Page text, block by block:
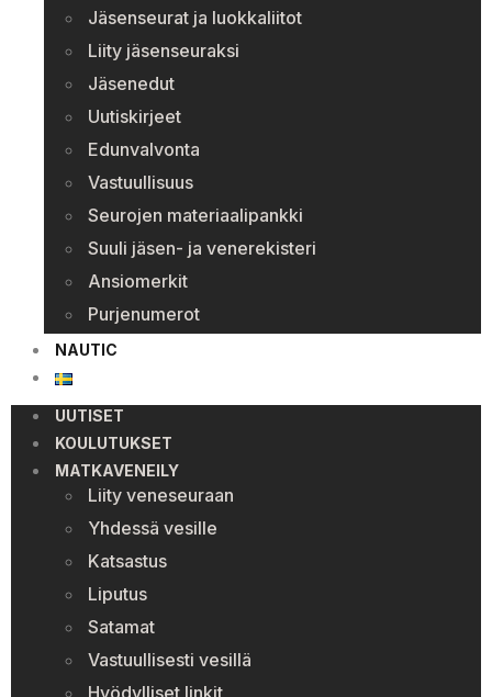
Jäsenseurat ja luokkaliitot
Liity jäsenseuraksi
Jäsenedut
Uutiskirjeet
Edunvalvonta
Vastuullisuus
Seurojen materiaalipankki
Suuli jäsen- ja venerekisteri
Ansiomerkit
Purjenumerot
NAUTIC
UUTISET
KOULUTUKSET
MATKAVENEILY
Liity veneseuraan
Yhdessä vesille
Katsastus
Liputus
Satamat
Vastuullisesti vesillä
Hyödylliset linkit